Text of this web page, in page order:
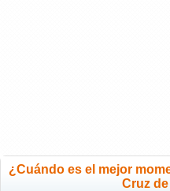
¿Cuándo es el mejor
Cruz